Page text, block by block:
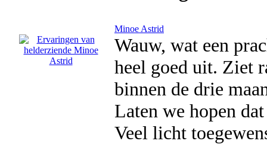
Minoe Astrid
Wauw, wat een
heel goed uit. Ziet
binnen de drie
Laten we hopen
Veel licht